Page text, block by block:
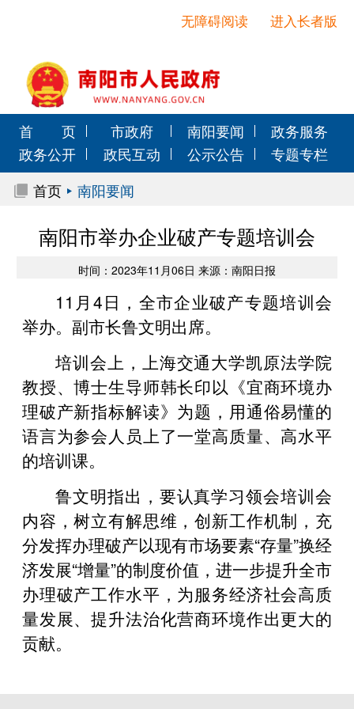
进入长者版
无障碍阅读
首 页 市政府 南阳要闻
政务服务
政务公开
政民互动 公示公告
专题专栏
首页
南阳要闻
南阳市举办企业破产专题培训会
时间：2023年11月06日 来源：南阳日报
11月4日，全市企业破产专题培训会
举办。副市长鲁文明出席。
培训会上，上海交通大学凯原法学院
教授、博士生导师韩长印以《宜商环境办
理破产新指标解读》为题，用通俗易懂的
语言为参会人员上了一堂高质量、高水平
的培训课。
鲁文明指出，要认真学习领会培训会
内容，树立有解思维，创新工作机制，充
分发挥办理破产以现有市场要素“存量”换经
济发展“增量”的制度价值，进一步提升全市
办理破产工作水平，为服务经济社会高质
量发展、提升法治化营商环境作出更大的
贡献。